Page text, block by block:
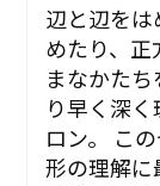
辺と辺を
めたり、
まなかた
り早く深
ロン。 こ
形の理解に